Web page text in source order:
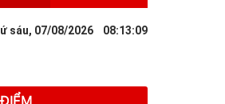
Bluemarq Group lỗ 13 tỷ đồng quý
sáu, 07/08/2026 08:13:10